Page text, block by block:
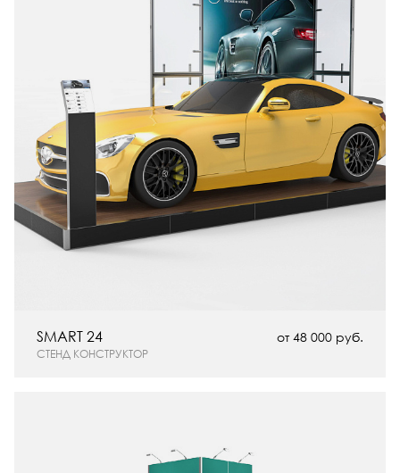
от 48 000 руб.
СТЕНД КОНСТРУКТОР
SMART 24